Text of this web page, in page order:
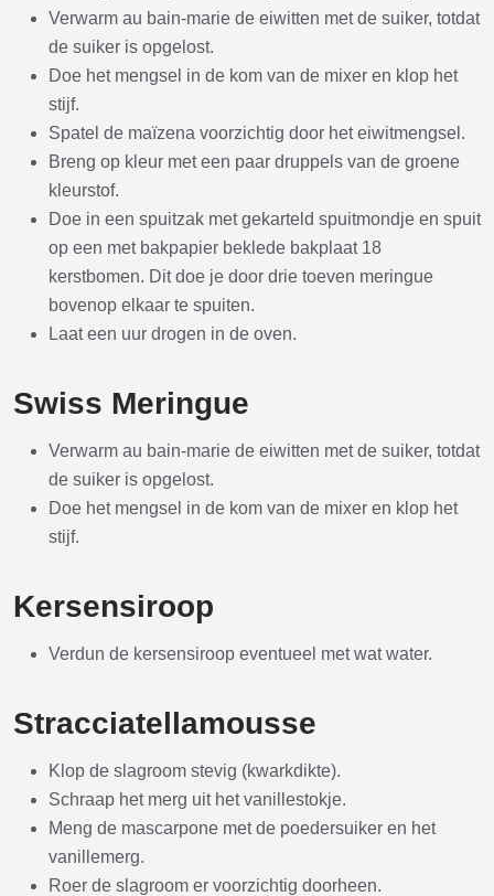
Verwarm au bain-marie de eiwitten met de suiker, totdat
de suiker is opgelost.
Doe het mengsel in de kom van de mixer en klop het
stijf.
Spatel de maïzena voorzichtig door het eiwitmengsel.
Breng op kleur met een paar druppels van de groene
kleurstof.
Doe in een spuitzak met gekarteld spuitmondje en spuit
op een met bakpapier beklede bakplaat 18
kerstbomen. Dit doe je door drie toeven meringue
bovenop elkaar te spuiten.
Laat een uur drogen in de oven.
Swiss Meringue
Verwarm au bain-marie de eiwitten met de suiker, totdat
de suiker is opgelost.
Doe het mengsel in de kom van de mixer en klop het
stijf.
Kersensiroop
Verdun de kersensiroop eventueel met wat water.
Stracciatellamousse
Klop de slagroom stevig (kwarkdikte).
Schraap het merg uit het vanillestokje.
Meng de mascarpone met de poedersuiker en het
vanillemerg.
Roer de slagroom er voorzichtig doorheen.